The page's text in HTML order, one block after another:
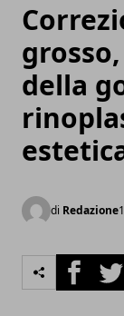
della
di Redazione
Facebook